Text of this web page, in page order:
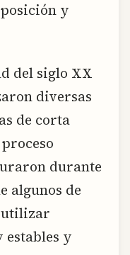
y
del siglo XX
diversas
de corta
durante
algunos de
utilizar
y